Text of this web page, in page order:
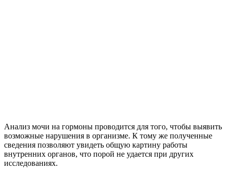
Анализ мочи на гормоны проводится для того, чтобы выявить
возможные нарушения в организме. К тому же полученные
сведения позволяют увидеть общую картину работы
внутренних органов, что порой не удается при других
исследованиях.